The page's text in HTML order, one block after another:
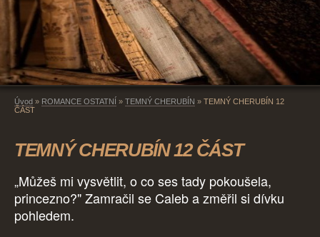
Úvod » ROMANCE OSTATNÍ » TEMNÝ CHERUBÍN » TEMNÝ CHERUBÍN 12
ČÁST
TEMNÝ CHERUBÍN 12 ČÁST
„Můžeš mi vysvětlit, o co ses tady pokoušela,
princezno?" Zamračil se Caleb a změřil si dívku
pohledem.